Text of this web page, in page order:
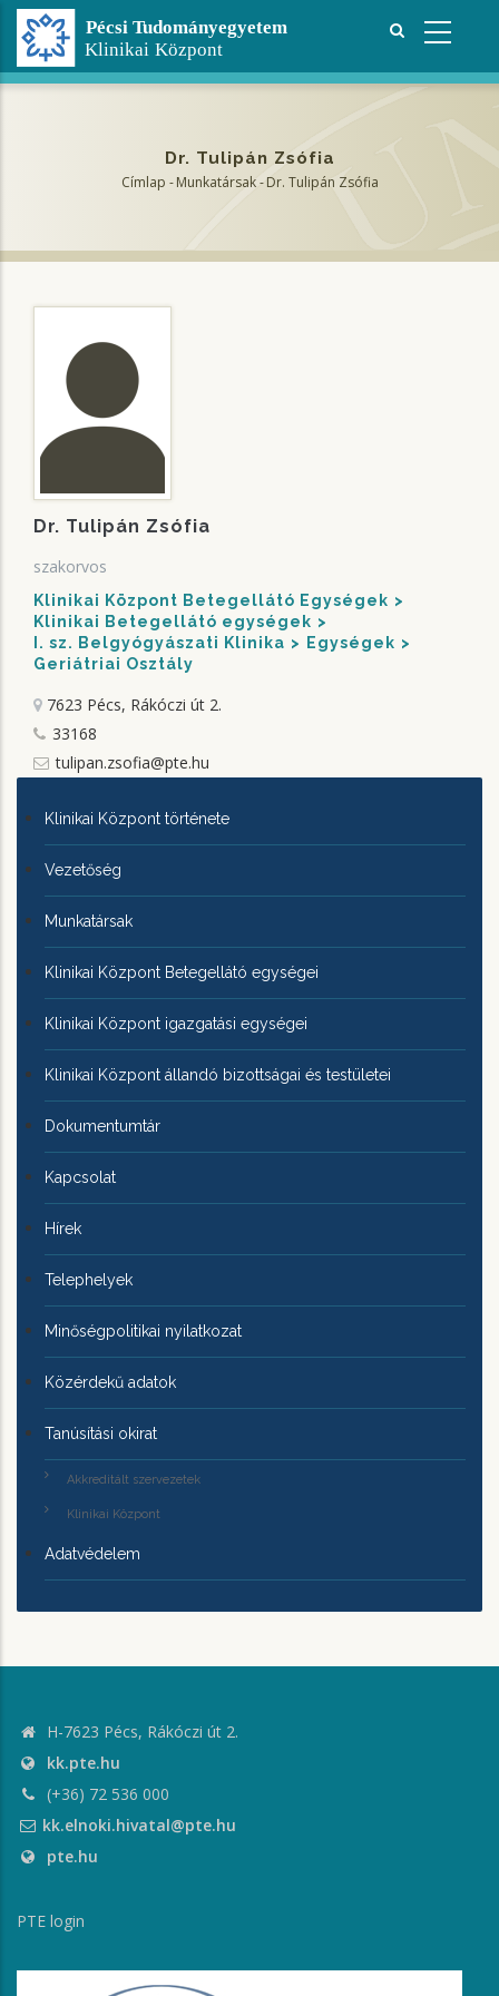
Ugrás
tartalomra
Dr. Tulipán Zsófia
Címlap - Munkatársak -Dr. Tulipán Zsófia
Dr. Tulipán Zsófia
szakorvos
Klinikai Központ Betegellátó Egységek
Klinikai Betegellátó egységek
I. sz. Belgyógyászati Klinika
Egységek
Geriátriai Osztály
7623 Pécs, Rákóczi út 2.
33168
tulipan.zsofia@pte.hu
KLINIKAI
KÖZPONTRÓL
Klinikai Központ története
Vezetőség
Munkatársak
Klinikai Központ Betegellátó egységei
Klinikai Központ igazgatási egységei
Klinikai Központ állandó bizottságai és testületei
Dokumentumtár
Kapcsolat
Hírek
Telephelyek
Minőségpolitikai nyilatkozat
Közérdekű adatok
Tanúsítási okirat
Akkreditált szervezetek
Klinikai Központ
Adatvédelem
H-7623 Pécs, Rákóczi út 2.
kk.pte.hu
(+36) 72 536 000
kk.elnoki.hivatal@pte.hu
pte.hu
PTE login